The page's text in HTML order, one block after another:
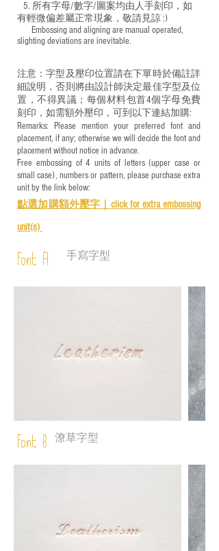
5. 所有字母/數字/圖案均由人手刻印，如
有輕微偏差屬正常現象，敬請見諒 :)
​ Embossing and aligning are manual operated,
slighting deviations are inevitable.
注意：字型及壓印位置請在下單時於備註詳
細說明，否則將由設計師決定最佳字型及位
置，不得異議；每個材料包首4個字母免費
刻印，如需額外壓印，可到以下連結加購:
Remarks: Please mention your preferred font and
placement, if any; otherwise we will decide the font and
placement without notice in advance.
Free embossing of 4 units of letters (upper case or
small case), numbers or pattern, please purchase extra
unit by the link below:
點選加購額外壓字｜ click for extra embossing
unit(s)
Font A 手寫字型
Font B 潦草字型